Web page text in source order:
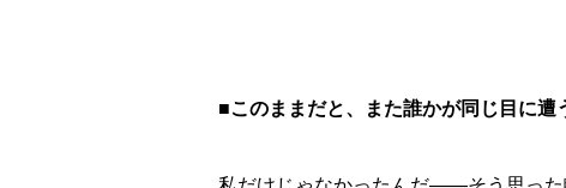
■このままだと、また誰かが同じ目に遭